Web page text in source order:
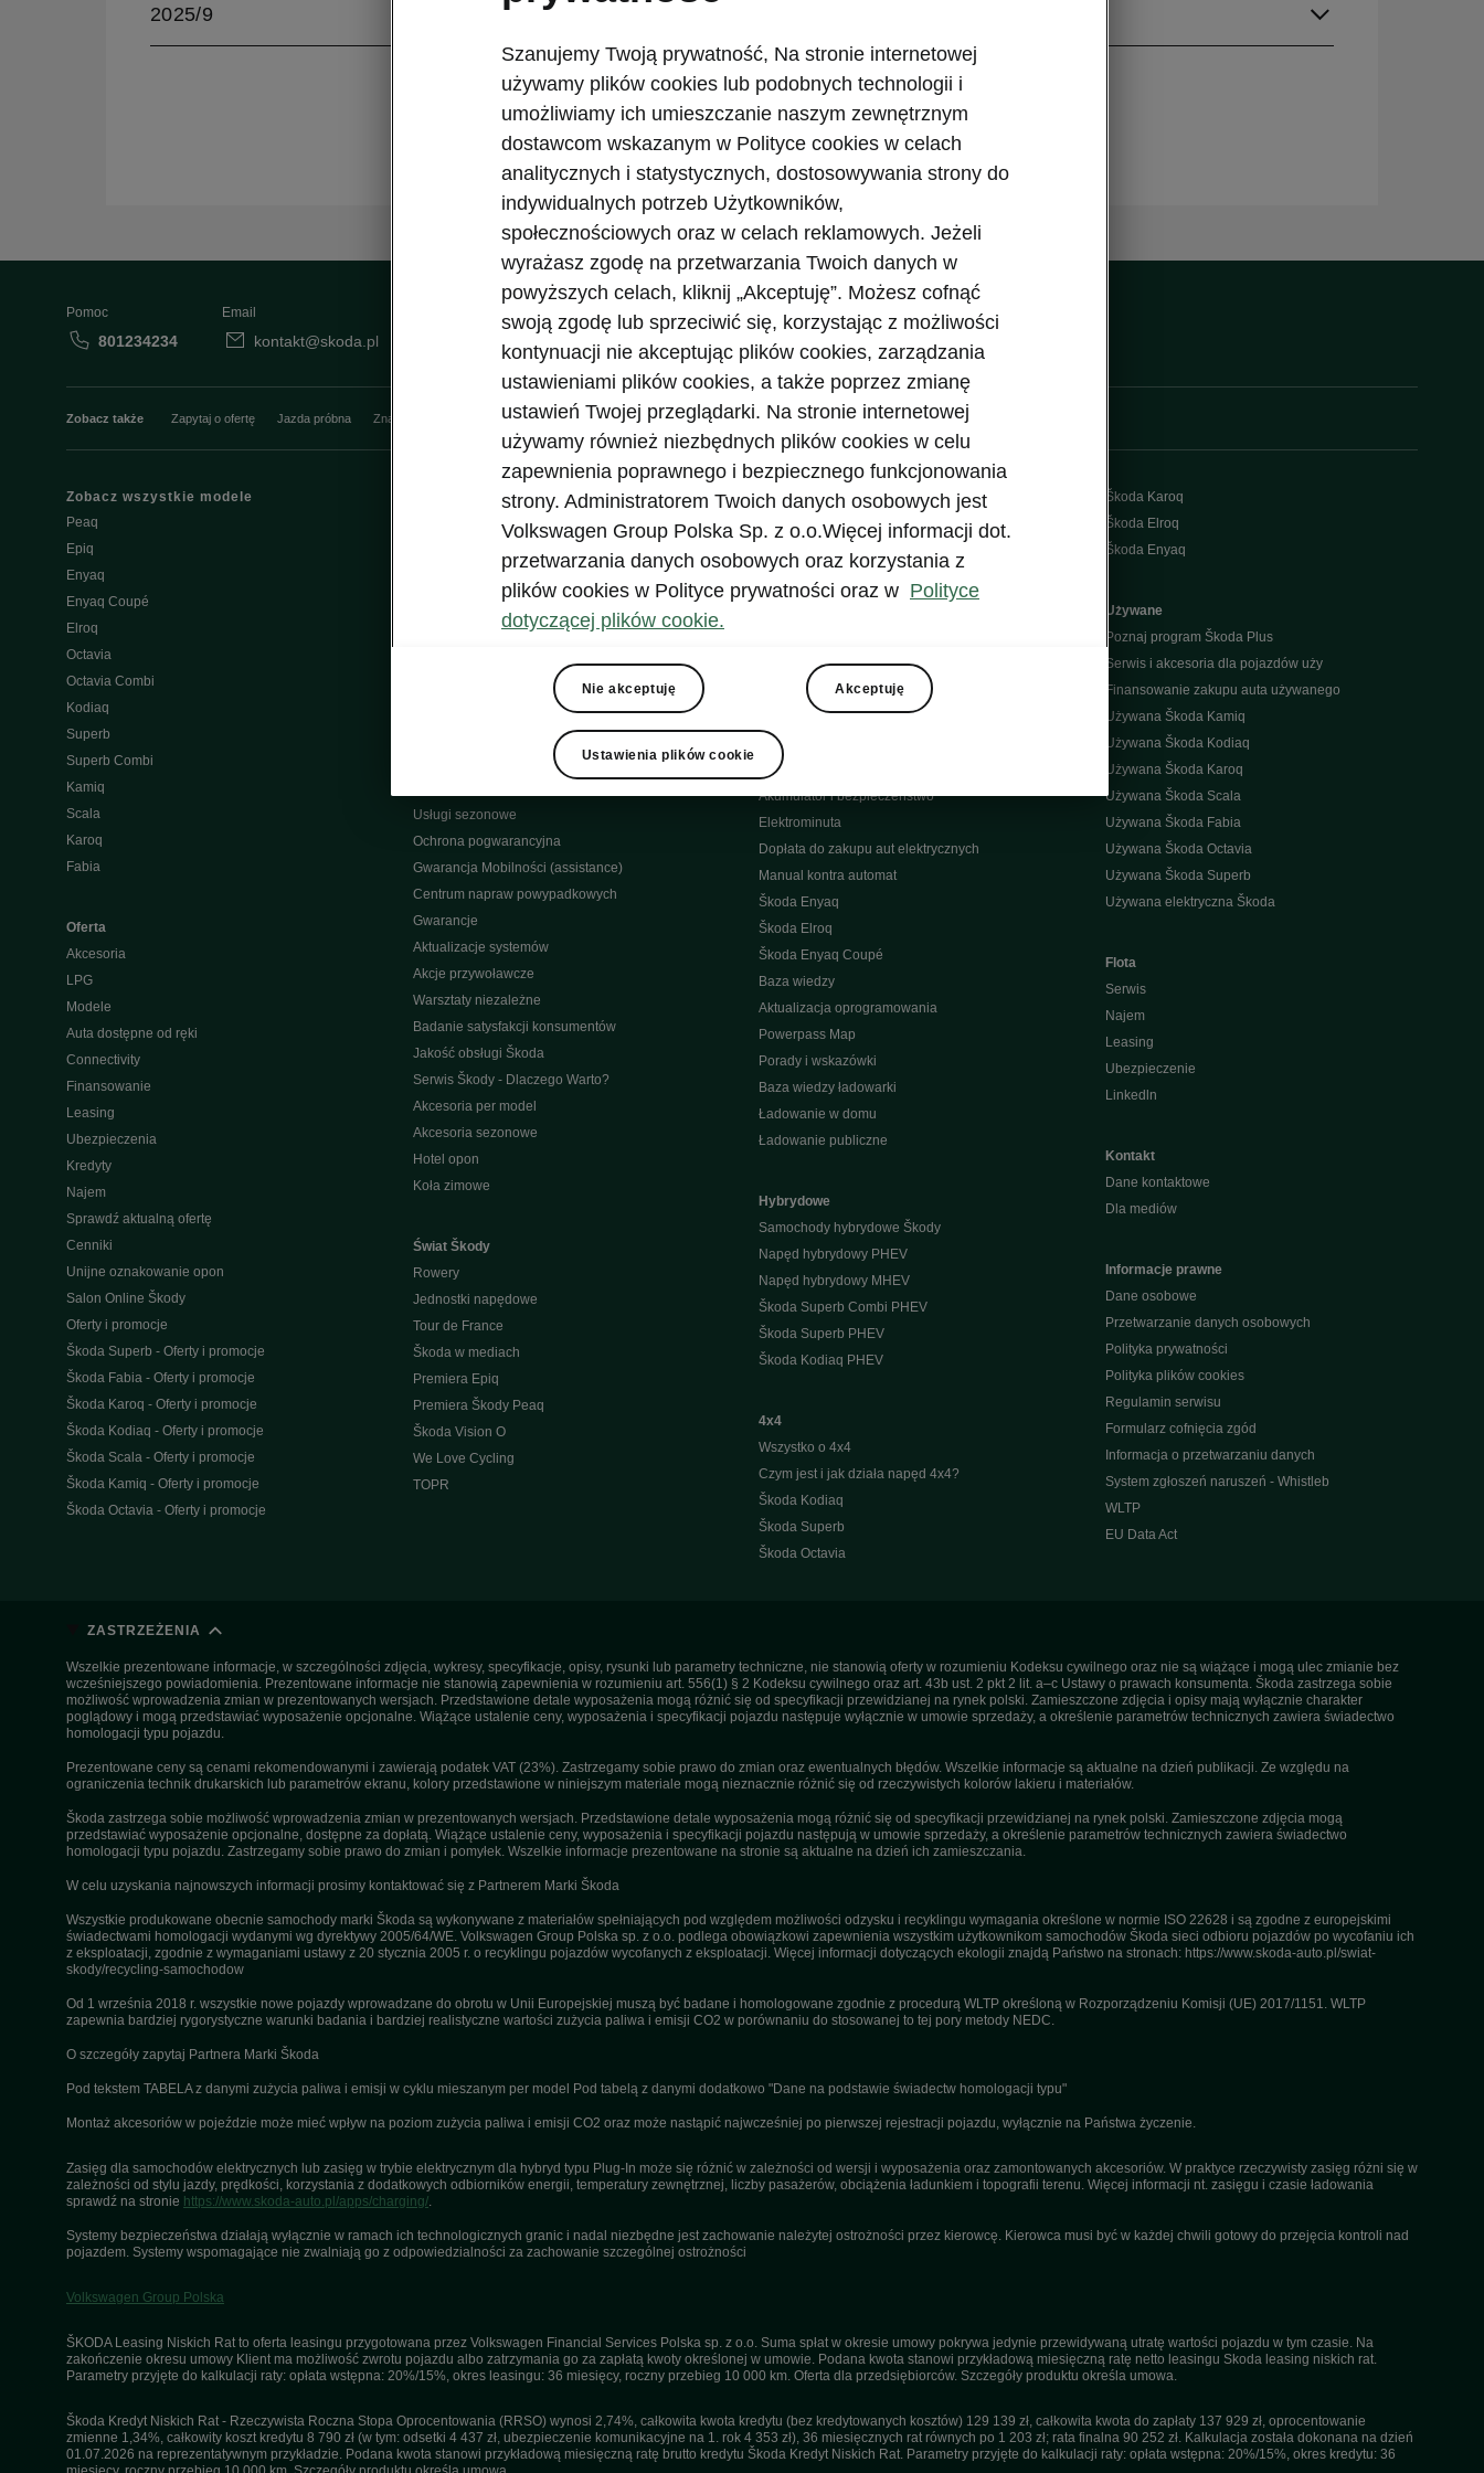
2025/9 Inne
Pokaż
Pomoc
801234234
Email
kontakt@skoda.pl Dane kontaktowe
Zobacz także Zapytaj o ofertę Jazda próbna Znajdź salon Konfigurator Newsletter
Zobacz wszystkie modele
Peaq
Epiq
Enyaq
Enyaq Coupé
Elroq
Octavia
Octavia Combi
Kodiaq
Superb
Superb Combi
Kamiq
Scala
Karoq
Fabia
Oferta
Akcesoria
LPG
Modele
Auta dostępne od ręki
Connectivity
Finansowanie
Leasing
Ubezpieczenia
Kredyty
Najem
Sprawdź aktualną ofertę
Cenniki
Unijne oznakowanie opon
Salon Online Škody
Oferty i promocje
Škoda Superb - Oferty i promocje
Škoda Fabia - Oferty i promocje
Škoda Karoq - Oferty i promocje
Škoda Kodiaq - Oferty i promocje
Škoda Scala - Oferty i promocje
Škoda Kamiq - Oferty i promocje
Škoda Octavia - Oferty i promocje
W trosce o Škodę - porady
Škoda Connect
Ładowanie publiczne
Naprawa powypadkowa
Usługi sezonowe
Ochrona pogwarancyjna
Gwarancja Mobilności (assistance)
Centrum napraw powypadkowych
Gwarancje
Aktualizacje systemów
Akcje przywoławcze
Warsztaty niezależne
Badanie satysfakcji konsumentów
Jakość obsługi Škoda
Serwis Škody - Dlaczego Warto?
Akcesoria per model
Akcesoria sezonowe
Hotel opon
Koła zimowe
Świat Škody
Rowery
Jednostki napędowe
Tour de France
Škoda w mediach
Premiera Epiq
Premiera Škody Peaq
Škoda Vision O
We Love Cycling
TOPR
Facebook
Instagram
YouTube
YouTube shorts
Elektryczne
Samochody Elektryczne Škody
Nowości w elektrycznych modelach Šk
Akumulator i bezpieczeństwo
Elektrominuta
Dopłata do zakupu aut elektrycznych
Manual kontra automat
Škoda Enyaq
Škoda Elroq
Škoda Enyaq Coupé
Baza wiedzy
Aktualizacja oprogramowania
Powerpass Map
Porady i wskazówki
Baza wiedzy ładowarki
Ładowanie w domu
Ładowanie publiczne
Hybrydowe
Samochody hybrydowe Škody
Napęd hybrydowy PHEV
Napęd hybrydowy MHEV
Škoda Superb Combi PHEV
Škoda Superb PHEV
Škoda Kodiaq PHEV
4x4
Wszystko o 4x4
Czym jest i jak działa napęd 4x4?
Škoda Kodiaq
Škoda Superb
Škoda Octavia
Škoda Karoq
Škoda Elroq
Škoda Enyaq
Używane
Poznaj program Škoda Plus
Serwis i akcesoria dla pojazdów uży
Finansowanie zakupu auta używanego
Używana Škoda Kamiq
Używana Škoda Kodiaq
Używana Škoda Karoq
Używana Škoda Scala
Używana Škoda Fabia
Używana Škoda Octavia
Używana Škoda Superb
Używana elektryczna Škoda
Flota
Serwis
Najem
Leasing
Ubezpieczenie
Linkedln
Kontakt
Dane kontaktowe
Dla mediów
Informacje prawne
Dane osobowe
Przetwarzanie danych osobowych
Polityka prywatności
Polityka plików cookies
Regulamin serwisu
Formularz cofnięcia zgód
Informacja o przetwarzaniu danych
System zgłoszeń naruszeń - Whistleb
WLTP
EU Data Act
ZASTRZEŻENIA
Wszelkie prezentowane informacje, w szczególności zdjęcia, wykresy, specyfikacje, opisy, rysunki lub parametry techniczne, nie stanowią oferty w rozumieniu Kodeksu cywilnego oraz nie są wiążące i mogą ulec zmianie bez
wcześniejszego powiadomienia. Prezentowane informacje nie stanowią zapewnienia w rozumieniu art. 556(1) § 2 Kodeksu cywilnego oraz art. 43b ust. 2 pkt 2 lit. a–c Ustawy o prawach konsumenta. Škoda zastrzega sobie
możliwość wprowadzenia zmian w prezentowanych wersjach. Przedstawione detale wyposażenia mogą różnić się od specyfikacji przewidzianej na rynek polski. Zamieszczone zdjęcia i opisy mają wyłącznie charakter
poglądowy i mogą przedstawiać wyposażenie opcjonalne. Wiążące ustalenie ceny, wyposażenia i specyfikacji pojazdu następuje wyłącznie w umowie sprzedaży, a określenie parametrów technicznych zawiera świadectwo
homologacji typu pojazdu.
Prezentowane ceny są cenami rekomendowanymi i zawierają podatek VAT (23%). Zastrzegamy sobie prawo do zmian oraz ewentualnych błędów. Wszelkie informacje są aktualne na dzień publikacji. Ze względu na
ograniczenia technik drukarskich lub parametrów ekranu, kolory przedstawione w niniejszym materiale mogą nieznacznie różnić się od rzeczywistych kolorów lakieru i materiałów.
Škoda zastrzega sobie możliwość wprowadzenia zmian w prezentowanych wersjach. Przedstawione detale wyposażenia mogą różnić się od specyfikacji przewidzianej na rynek polski. Zamieszczone zdjęcia mogą
przedstawiać wyposażenie opcjonalne, dostępne za dopłatą. Wiążące ustalenie ceny, wyposażenia i specyfikacji pojazdu następują w umowie sprzedaży, a określenie parametrów technicznych zawiera świadectwo
homologacji typu pojazdu. Zastrzegamy sobie prawo do zmian i pomyłek. Wszelkie informacje prezentowane na stronie są aktualne na dzień ich zamieszczania.
W celu uzyskania najnowszych informacji prosimy kontaktować się z Partnerem Marki Škoda
Wszystkie produkowane obecnie samochody marki Škoda są wykonywane z materiałów spełniających pod względem możliwości odzysku i recyklingu wymagania określone w normie ISO 22628 i są zgodne z europejskimi
świadectwami homologacji wydanymi wg dyrektywy 2005/64/WE. Volkswagen Group Polska sp. z o.o. podlega obowiązkowi zapewnienia wszystkim użytkownikom samochodów Škoda sieci odbioru pojazdów po wycofaniu ich
z eksploatacji, zgodnie z wymaganiami ustawy z 20 stycznia 2005 r. o recyklingu pojazdów wycofanych z eksploatacji. Więcej informacji dotyczących ekologii znajdą Państwo na stronach: https://www.skoda-auto.pl/swiat-
skody/recycling-samochodow
Od 1 września 2018 r. wszystkie nowe pojazdy wprowadzane do obrotu w Unii Europejskiej muszą być badane i homologowane zgodnie z procedurą WLTP określoną w Rozporządzeniu Komisji (UE) 2017/1151. WLTP
zapewnia bardziej rygorystyczne warunki badania i bardziej realistyczne wartości zużycia paliwa i emisji CO2 w porównaniu do stosowanej to tej pory metody NEDC.
O szczegóły zapytaj Partnera Marki Škoda
Pod tekstem TABELA z danymi zużycia paliwa i emisji w cyklu mieszanym per model Pod tabelą z danymi dodatkowo "Dane na podstawie świadectw homologacji typu"
Montaż akcesoriów w pojeździe może mieć wpływ na poziom zużycia paliwa i emisji CO2 oraz może nastąpić najwcześniej po pierwszej rejestracji pojazdu, wyłącznie na Państwa życzenie.
Zasięg dla samochodów elektrycznych lub zasięg w trybie elektrycznym dla hybryd typu Plug-In może się różnić w zależności od wersji i wyposażenia oraz zamontowanych akcesoriów. W praktyce rzeczywisty zasięg różni się w
zależności od stylu jazdy, prędkości, korzystania z dodatkowych odbiorników energii, temperatury zewnętrznej, liczby pasażerów, obciążenia ładunkiem i topografii terenu. Więcej informacji nt. zasięgu i czasie ładowania
sprawdź na stronie https://www.skoda-auto.pl/apps/charging/.
Systemy bezpieczeństwa działają wyłącznie w ramach ich technologicznych granic i nadal niezbędne jest zachowanie należytej ostrożności przez kierowcę. Kierowca musi być w każdej chwili gotowy do przejęcia kontroli nad
pojazdem. Systemy wspomagające nie zwalniają go z odpowiedzialności za zachowanie szczególnej ostrożności
Volkswagen Group Polska
ŠKODA Leasing Niskich Rat to oferta leasingu przygotowana przez Volkswagen Financial Services Polska sp. z o.o. Suma spłat w okresie umowy pokrywa jedynie przewidywaną utratę wartości pojazdu w tym czasie. Na
zakończenie okresu umowy Klient ma możliwość zwrotu pojazdu albo zatrzymania go za zapłatą kwoty określonej w umowie. Podana kwota stanowi przykładową miesięczną ratę netto leasingu Skoda leasing niskich rat.
Parametry przyjęte do kalkulacji raty: opłata wstępna: 20%/15%, okres leasingu: 36 miesięcy, roczny przebieg 10 000 km. Oferta dla przedsiębiorców. Szczegóły produktu określa umowa.
Škoda Kredyt Niskich Rat - Rzeczywista Roczna Stopa Oprocentowania (RRSO) wynosi 2,74%, całkowita kwota kredytu (bez kredytowanych kosztów) 129 139 zł, całkowita kwota do zapłaty 137 929 zł, oprocentowanie
zmienne 1,34%, całkowity koszt kredytu 8 790 zł (w tym: odsetki 4 437 zł, ubezpieczenie komunikacyjne na 1. rok 4 353 zł), 36 miesięcznych rat równych po 1 203 zł; rata finalna 90 252 zł. Kalkulacja została dokonana na dzień
01.07.2026 na reprezentatywnym przykładzie. Podana kwota stanowi przykładową miesięczną ratę brutto kredytu Škoda Kredyt Niskich Rat. Parametry przyjęte do kalkulacji raty: opłata wstępna: 20%/15%, okres kredytu: 36
Szanujemy Twoją prywatność, Na stronie internetowej
używamy plików cookies lub podobnych technologii i
umożliwiamy ich umieszczanie naszym zewnętrznym
dostawcom wskazanym w Polityce cookies w celach
analitycznych i statystycznych, dostosowywania strony do
indywidualnych potrzeb Użytkowników,
społecznościowych oraz w celach reklamowych. Jeżeli
wyrażasz zgodę na przetwarzania Twoich danych w
powyższych celach, kliknij „Akceptuję”. Możesz cofnąć
swoją zgodę lub sprzeciwić się, korzystając z możliwości
kontynuacji nie akceptując plików cookies, zarządzania
ustawieniami plików cookies, a także poprzez zmianę
ustawień Twojej przeglądarki. Na stronie internetowej
używamy również niezbędnych plików cookies w celu
zapewnienia poprawnego i bezpiecznego funkcjonowania
strony. Administratorem Twoich danych osobowych jest
Volkswagen Group Polska Sp. z o.o.Więcej informacji dot.
przetwarzania danych osobowych oraz korzystania z
plików cookies w Polityce prywatności oraz w Polityce
dotyczącej plików cookie.
Nie akceptuję Akceptuję
Ustawienia plików cookie